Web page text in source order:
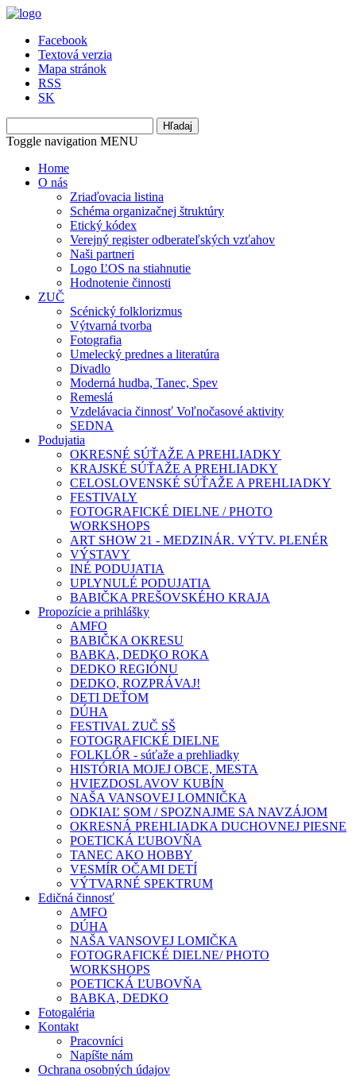
Facebook
Textová verzia
Mapa stránok
RSS
SK
Hľadaj
Toggle navigation MENU
Home
O nás
Zriaďovacia listina
Schéma organizačnej štruktúry
Etický kódex
Verejný register odberateľských vzťahov
Naši partneri
Logo ĽOS na stiahnutie
Hodnotenie činnosti
ZUČ
Scénický folklorizmus
Výtvarná tvorba
Fotografia
Umelecký prednes a literatúra
Divadlo
Moderná hudba, Tanec, Spev
Remeslá
Vzdelávacia činnosť Voľnočasové aktivity
SEDNA
Podujatia
OKRESNÉ SÚŤAŽE A PREHLIADKY
KRAJSKÉ SÚŤAŽE A PREHLIADKY
CELOSLOVENSKÉ SÚŤAŽE A PREHLIADKY
FESTIVALY
FOTOGRAFICKÉ DIELNE / PHOTO
WORKSHOPS
ART SHOW 21 - MEDZINÁR. VÝTV. PLENÉR
VÝSTAVY
INÉ PODUJATIA
UPLYNULÉ PODUJATIA
BABIČKA PREŠOVSKÉHO KRAJA
Propozície a prihlášky
AMFO
BABIČKA OKRESU
BABKA, DEDKO ROKA
DEDKO REGIÓNU
DEDKO, ROZPRÁVAJ!
DETI DEŤOM
DÚHA
FESTIVAL ZUČ SŠ
FOTOGRAFICKÉ DIELNE
FOLKLÓR - súťaže a prehliadky
HISTÓRIA MOJEJ OBCE, MESTA
HVIEZDOSLAVOV KUBÍN
NAŠA VANSOVEJ LOMNIČKA
ODKIAĽ SOM / SPOZNAJME SA NAVZÁJOM
OKRESNÁ PREHLIADKA DUCHOVNEJ PIESNE
POETICKÁ ĽUBOVŇA
TANEC AKO HOBBY
VESMÍR OČAMI DETÍ
VÝTVARNÉ SPEKTRUM
Edičná činnosť
AMFO
DÚHA
NAŠA VANSOVEJ LOMIČKA
FOTOGRAFICKÉ DIELNE/ PHOTO
WORKSHOPS
POETICKÁ ĽUBOVŇA
BABKA, DEDKO
Fotogaléria
Kontakt
Pracovníci
Napíšte nám
Ochrana osobných údajov